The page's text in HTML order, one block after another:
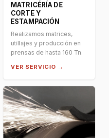
MATRICÉRÍA DE
CORTE Y
ESTAMPACIÓN
Realizamos matrices,
utillajes y producción en
prensas de hasta 160 Tn.
VER SERVICIO →